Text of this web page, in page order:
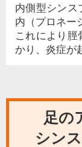
内側型シンス
内（プロネー
これにより
かり、炎症が
足の
シン